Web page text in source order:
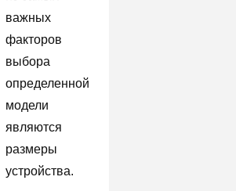
важных
факторов
выбора
определенной
модели
являются
размеры
устройства.